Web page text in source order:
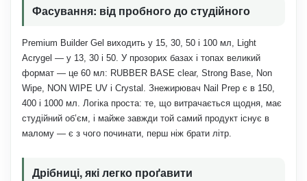
Фасування: від пробного до студійного
Premium Builder Gel виходить у 15, 30, 50 і 100 мл, Light
Acrygel — у 13, 30 і 50. У прозорих базах і топах великий
формат — це 60 мл: RUBBER BASE clear, Strong Base, Non
Wipe, NON WIPE UV і Crystal. Знежирювач Nail Prep є в 150,
400 і 1000 мл. Логіка проста: те, що витрачається щодня, має
студійний об’єм, і майже завжди той самий продукт існує в
малому — є з чого починати, перш ніж брати літр.
Дрібниці, які легко проґавити